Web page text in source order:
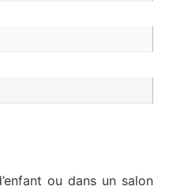
ou dans un salon